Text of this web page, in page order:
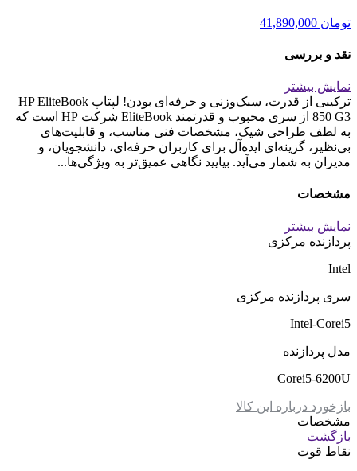
تومان
نقد و بررسی
نمایش بیشتر
ترکیبی از قدرت، سبک‌وزنی و حرفه‌ای بودن! لپتاپ HP EliteBook
850 G3 از سری محبوب و قدرتمند EliteBook شرکت HP است که
به لطف طراحی شیک، مشخصات فنی مناسب، و قابلیت‌های
بی‌نظیر، گزینه‌ای ایده‌آل برای کاربران حرفه‌ای، دانشجویان، و
مدیران به شمار می‌آید. بیایید نگاهی عمیق‌تر به ویژگی‌ها...
مشخصات
نمایش بیشتر
پردازنده مرکزی
Intel
سری پردازنده مرکزی
Intel-Corei5
مدل پردازنده
Corei5-6200U
بازخورد درباره این کالا
مشخصات
بازگشت
نقاط قوت